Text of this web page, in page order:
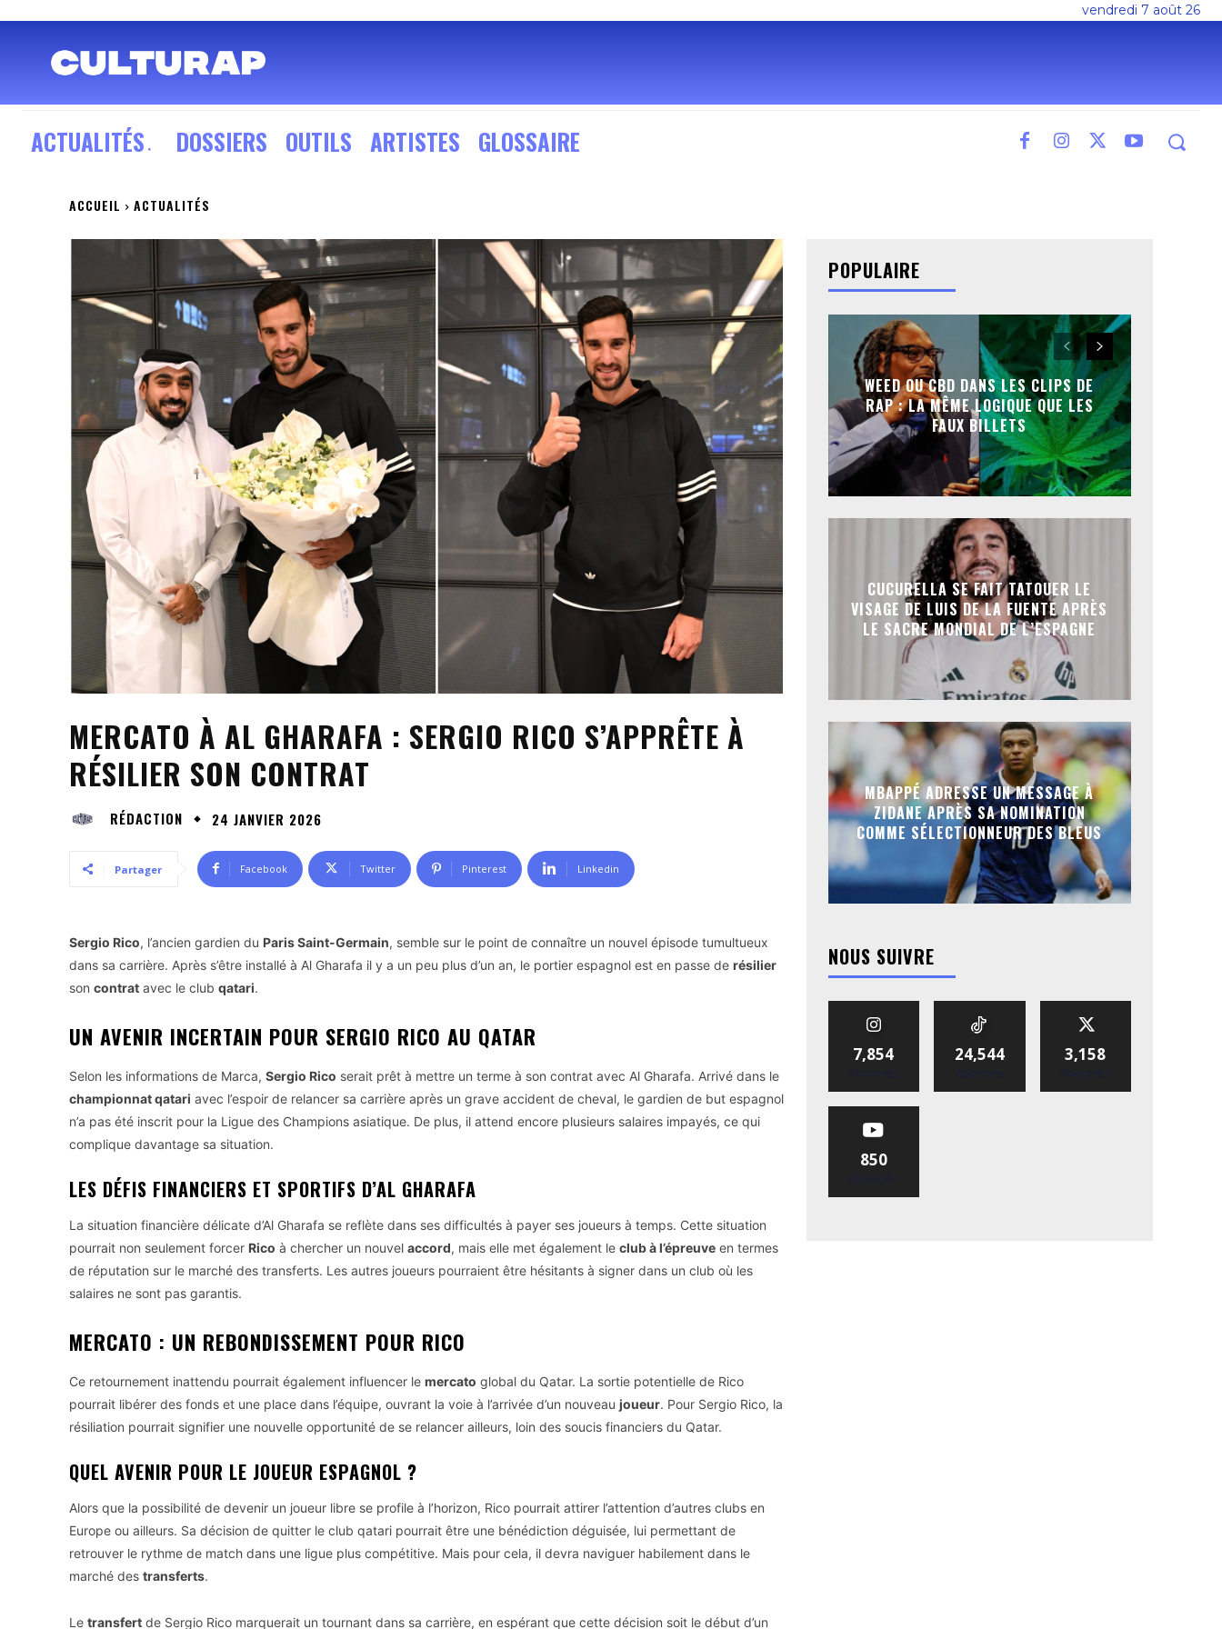
vendredi 7 août 26
ACTUALITÉS DOSSIERS OUTILS ARTISTES GLOSSAIRE
ACCUEIL ACTUALITÉS
MERCATO À AL GHARAFA : SERGIO RICO S’APPRÊTE À
RÉSILIER SON CONTRAT
RÉDACTION 24 JANVIER 2026
Partager Facebook Twitter Pinterest Linkedin
Sergio Rico, l’ancien gardien du Paris Saint-Germain, semble sur le point de connaître un nouvel épisode tumultueux
dans sa carrière. Après s’être installé à Al Gharafa il y a un peu plus d’un an, le portier espagnol est en passe de résilier
son contrat avec le club qatari.
UN AVENIR INCERTAIN POUR SERGIO RICO AU QATAR
Selon les informations de Marca, Sergio Rico serait prêt à mettre un terme à son contrat avec Al Gharafa. Arrivé dans le
championnat qatari avec l’espoir de relancer sa carrière après un grave accident de cheval, le gardien de but espagnol
n’a pas été inscrit pour la Ligue des Champions asiatique. De plus, il attend encore plusieurs salaires impayés, ce qui
complique davantage sa situation.
LES DÉFIS FINANCIERS ET SPORTIFS D’AL GHARAFA
La situation financière délicate d’Al Gharafa se reflète dans ses difficultés à payer ses joueurs à temps. Cette situation
pourrait non seulement forcer Rico à chercher un nouvel accord, mais elle met également le club à l’épreuve en termes
de réputation sur le marché des transferts. Les autres joueurs pourraient être hésitants à signer dans un club où les
salaires ne sont pas garantis.
MERCATO : UN REBONDISSEMENT POUR RICO
Ce retournement inattendu pourrait également influencer le mercato global du Qatar. La sortie potentielle de Rico
pourrait libérer des fonds et une place dans l’équipe, ouvrant la voie à l’arrivée d’un nouveau joueur. Pour Sergio Rico, la
résiliation pourrait signifier une nouvelle opportunité de se relancer ailleurs, loin des soucis financiers du Qatar.
QUEL AVENIR POUR LE JOUEUR ESPAGNOL ?
Alors que la possibilité de devenir un joueur libre se profile à l’horizon, Rico pourrait attirer l’attention d’autres clubs en
Europe ou ailleurs. Sa décision de quitter le club qatari pourrait être une bénédiction déguisée, lui permettant de
retrouver le rythme de match dans une ligue plus compétitive. Mais pour cela, il devra naviguer habilement dans le
marché des transferts.
Le transfert de Sergio Rico marquerait un tournant dans sa carrière, en espérant que cette décision soit le début d’un
POPULAIRE
WEED OU CBD DANS LES CLIPS DE
RAP : LA MÊME LOGIQUE QUE LES
FAUX BILLETS
CUCURELLA SE FAIT TATOUER LE
VISAGE DE LUIS DE LA FUENTE APRÈS
LE SACRE MONDIAL DE L’ESPAGNE
MBAPPÉ ADRESSE UN MESSAGE À
ZIDANE APRÈS SA NOMINATION
COMME SÉLECTIONNEUR DES BLEUS
NOUS SUIVRE
7,854
Abonnés
24,544
Abonnés
3,158
Abonnés
850
Abonnés